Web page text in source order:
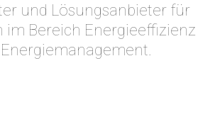
und Lösungsanbieter für
im Bereich Energieeffizienz